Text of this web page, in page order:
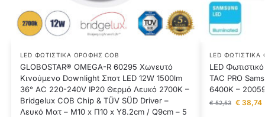
LED ΦΩΤΙΣΤΙΚΆ ΟΡΟΦΉΣ COB
GLOBOSTAR® OMEGA-R 60295 Χωνευτό
Κινούμενο Downlight Σποτ LED 12W 1500lm
36° AC 220-240V IP20 Θερμό Λευκό 2700K –
Bridgelux COB Chip & TÜV SÜD Driver –
Λευκό Ματ – Μ10 x Π10 x Υ8.2cm / Q9cm – 5
LED
LED
TAC PRO
6400K –
€52,53 €38,74